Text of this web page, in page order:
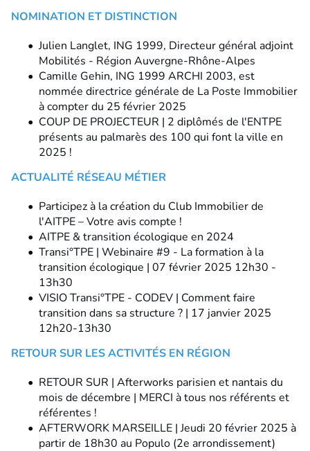
NOMINATION ET DISTINCTION
Julien Langlet, ING 1999, Directeur général adjoint
Mobilités - Région Auvergne-Rhône-Alpes
Camille Gehin, ING 1999 ARCHI 2003, est
nommée directrice générale de La Poste Immobilier
à compter du 25 février 2025
COUP DE PROJECTEUR | 2 diplômés de l'ENTPE
présents au palmarès des 100 qui font la ville en
2025 !
ACTUALITÉ RÉSEAU MÉTIER
Participez à la création du Club Immobilier de
l'AITPE – Votre avis compte !
AITPE & transition écologique en 2024
Transi°TPE | Webinaire #9 - La formation à la
transition écologique | 07 février 2025 12h30 -
13h30
VISIO Transi°TPE - CODEV | Comment faire
transition dans sa structure ? | 17 janvier 2025
12h20-13h30
RETOUR SUR LES ACTIVITÉS EN RÉGION
RETOUR SUR | Afterworks parisien et nantais du
mois de décembre | MERCI à tous nos référents et
référentes !
AFTERWORK MARSEILLE | Jeudi 20 février 2025 à
partir de 18h30 au Populo (2e arrondissement)